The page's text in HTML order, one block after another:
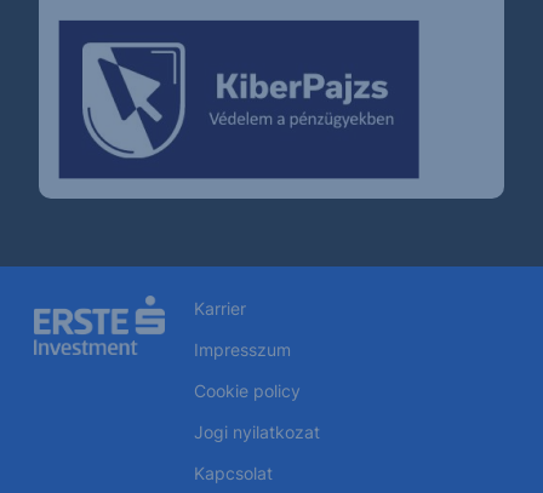
Karrier
Impresszum
Cookie policy
Jogi nyilatkozat
Kapcsolat